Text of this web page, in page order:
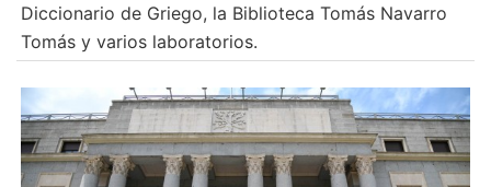
Diccionario de Griego, la Biblioteca Tomás Navarro
Tomás y varios laboratorios.